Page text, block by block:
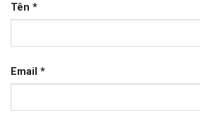
Tên *
Email *